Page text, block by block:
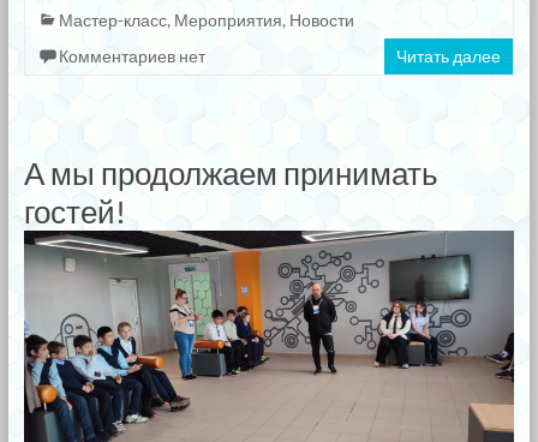
Мастер-класс, Мероприятия, Новости
Комментариев нет
Читать далее
А мы продолжаем принимать
гостей!